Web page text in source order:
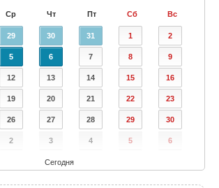
Ср Чт Пт Сб Вс
29 30 31 1 2
5 6 7 8 9
12 13 14 15 16
19 20 21 22 23
26 27 28 29 30
2 3 4 5 6
Сегодня